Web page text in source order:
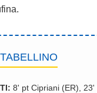
8' pt Cipriani (ER),